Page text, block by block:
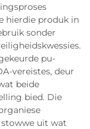
hierdie produk in
sonder
pu-
vereistes, deur
beide
bied. Die
uit wat